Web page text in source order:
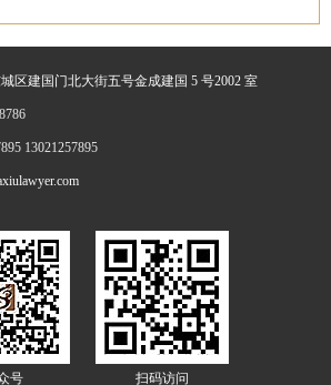
区建国门北大街五号金成建国 5 号2002 室
13021257895
号 扫码访问